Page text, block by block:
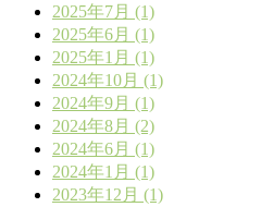
2025年7月 (1)
2025年6月 (1)
2025年1月 (1)
2024年10月 (1)
2024年9月 (1)
2024年8月 (2)
2024年6月 (1)
2024年1月 (1)
2023年12月 (1)